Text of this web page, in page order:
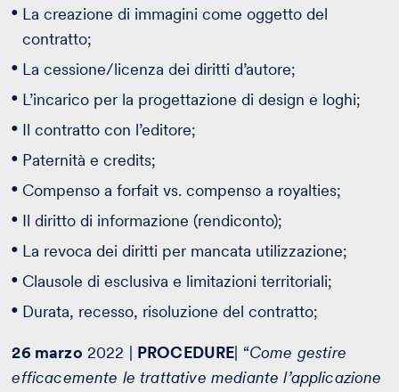
La creazione di immagini come oggetto del
contratto;
La cessione/licenza dei diritti d’autore;
L’incarico per la progettazione di design e loghi;
Il contratto con l’editore;
Paternità e credits;
Compenso a forfait vs. compenso a royalties;
Il diritto di informazione (rendiconto);
La revoca dei diritti per mancata utilizzazione;
Clausole di esclusiva e limitazioni territoriali;
Durata, recesso, risoluzione del contratto;
26 marzo 2022 | PROCEDURE | “Come gestire
efficacemente le trattative mediante l’applicazione